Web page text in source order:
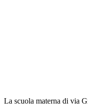
La scuola materna di via